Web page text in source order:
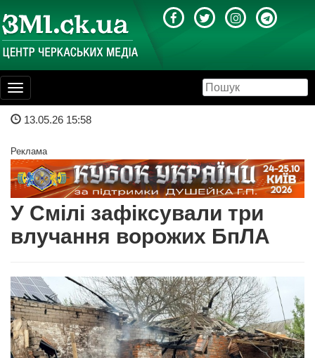
Toggle
navigation
13.05.26 15:58
Реклама
У Смілі зафіксували три
влучання ворожих БпЛА